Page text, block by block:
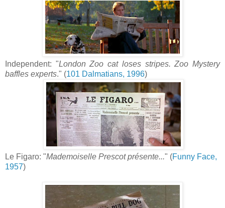
Independent: "London Zoo cat loses stripes. Zoo Mystery
baffles experts." (101 Dalmatians, 1996)
Le Figaro: "Mademoiselle Prescot présente..." (Funny Face,
1957)